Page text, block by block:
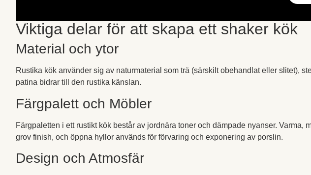
Viktiga delar för att skapa ett shaker kök
Material och ytor
Rustika kök använder sig av naturmaterial som trä (särskilt obehandlat eller slitet),
patina bidrar till den rustika känslan.
Färgpalett och Möbler
Färgpaletten i ett rustikt kök består av jordnära toner och dämpade nyanser.
grov finish, och öppna hyllor används för förvaring och exponering av porslin.
Design och Atmosfär